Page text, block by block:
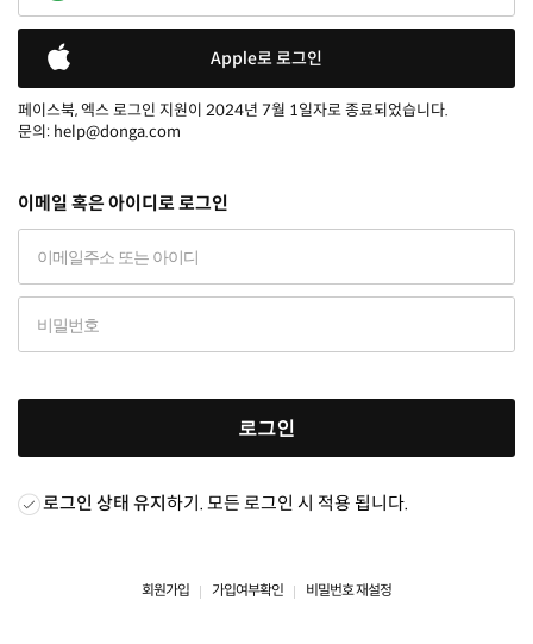
Apple로 로그인
페이스북, 엑스 로그인 지원이 2024년 7월 1일자로 종료되었습니다.
문의: help@donga.com
이메일 혹은 아이디로 로그인
로그인
로그인 상태 유지하기. 모든 로그인 시 적용 됩니다.
회원가입 가입여부확인 비밀번호 재설정